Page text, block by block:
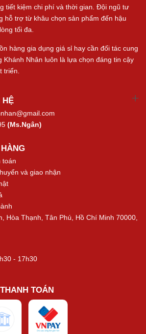
tiết kiệm chi phí và thời gian. Đội ngũ tư
hỗ trợ từ khâu chọn sản phẩm đến hậu
tối đa.
hàng gia dụng giá sỉ hay cần đối tác cung
Khánh Nhân luôn là lựa chọn đáng tin cậy
triển.
HỆ
(Ms.Ngân)
toán
và giao nhận
Hòa Thạnh, Tân Phú, Hồ Chí Minh 70000,
- 17h30
TOÁN